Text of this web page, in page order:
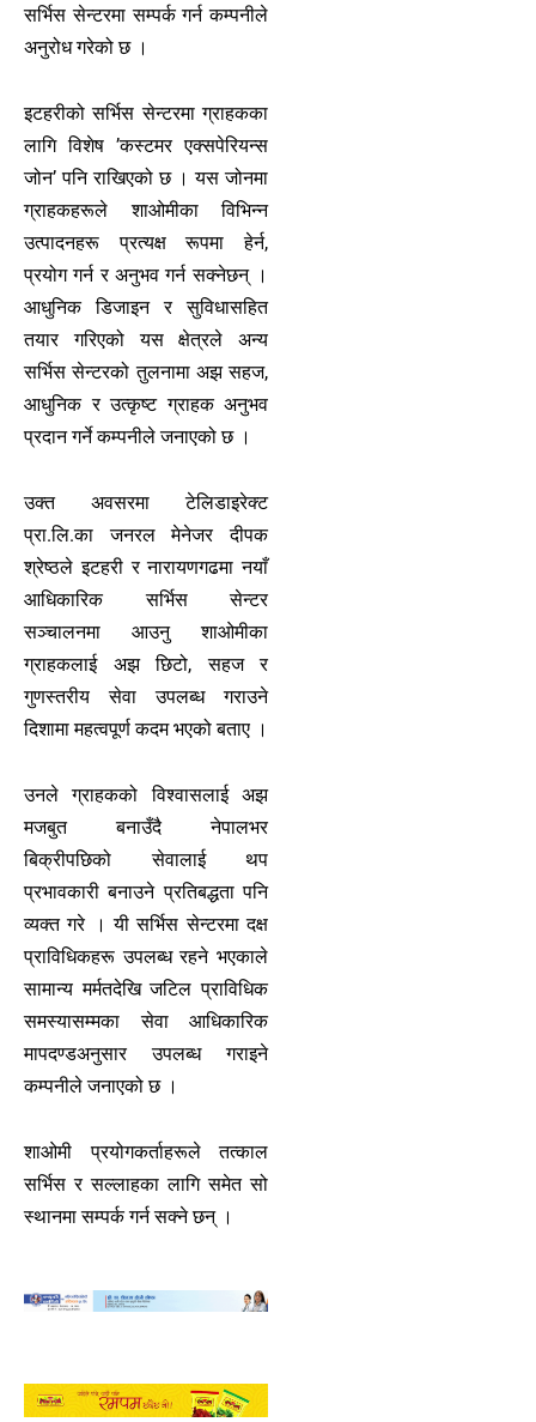
सर्भिस सेन्टरमा सम्पर्क गर्न कम्पनीले
अनुरोध गरेको छ ।
इटहरीको सर्भिस सेन्टरमा ग्राहकका
लागि विशेष ’कस्टमर एक्सपेरियन्स
जोन’ पनि राखिएको छ । यस जोनमा
ग्राहकहरूले शाओमीका विभिन्न
उत्पादनहरू प्रत्यक्ष रूपमा हेर्न,
प्रयोग गर्न र अनुभव गर्न सक्नेछन् ।
आधुनिक डिजाइन र सुविधासहित
तयार गरिएको यस क्षेत्रले अन्य
सर्भिस सेन्टरको तुलनामा अझ सहज,
आधुनिक र उत्कृष्ट ग्राहक अनुभव
प्रदान गर्ने कम्पनीले जनाएको छ ।
उक्त अवसरमा टेलिडाइरेक्ट
प्रा.लि.का जनरल मेनेजर दीपक
श्रेष्ठले इटहरी र नारायणगढमा नयाँ
आधिकारिक सर्भिस सेन्टर
सञ्चालनमा आउनु शाओमीका
ग्राहकलाई अझ छिटो, सहज र
गुणस्तरीय सेवा उपलब्ध गराउने
दिशामा महत्वपूर्ण कदम भएको बताए ।
उनले ग्राहकको विश्वासलाई अझ
मजबुत बनाउँदै नेपालभर
बिक्रीपछिको सेवालाई थप
प्रभावकारी बनाउने प्रतिबद्धता पनि
व्यक्त गरे । यी सर्भिस सेन्टरमा दक्ष
प्राविधिकहरू उपलब्ध रहने भएकाले
सामान्य मर्मतदेखि जटिल प्राविधिक
समस्यासम्मका सेवा आधिकारिक
मापदण्डअनुसार उपलब्ध गराइने
कम्पनीले जनाएको छ ।
शाओमी प्रयोगकर्ताहरूले तत्काल
सर्भिस र सल्लाहका लागि समेत सो
स्थानमा सम्पर्क गर्न सक्ने छन् ।